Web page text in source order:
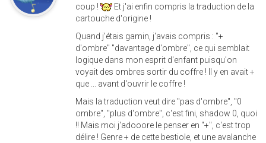
coup !
Et j'ai enfin compris la traduction de la
cartouche d'origine !
Quand j'étais gamin, j'avais compris : "+
d'ombre" "davantage d'ombre", ce qui semblait
logique dans mon esprit d'enfant puisqu'on
voyait des ombres sortir du coffre ! Il y en avait +
que ... avant d'ouvrir le coffre !
Mais la traduction veut dire "pas d'ombre", "0
ombre", "plus d'ombre", c'est fini, shadow 0, quoi
!! Mais moi j'adooore le penser en "+", c'est trop
délire ! Genre + de cette bestiole, et une avalanche